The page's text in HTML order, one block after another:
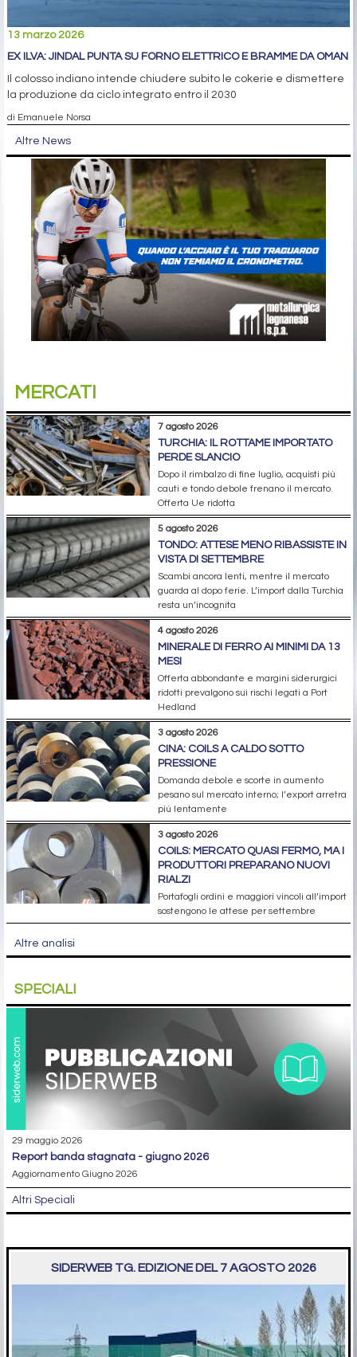
13 marzo 2026
EX ILVA: JINDAL PUNTA SU FORNO ELETTRICO E BRAMME DA OMAN
Il colosso indiano intende chiudere subito le cokerie e dismettere
la produzione da ciclo integrato entro il 2030
di Emanuele Norsa
Altre News
MERCATI
7 agosto 2026
TURCHIA: IL ROTTAME IMPORTATO
PERDE SLANCIO
Dopo il rimbalzo di fine luglio, acquisti più
cauti e tondo debole frenano il mercato.
Offerta Ue ridotta
5 agosto 2026
TONDO: ATTESE MENO RIBASSISTE IN
VISTA DI SETTEMBRE
Scambi ancora lenti, mentre il mercato
guarda al dopo ferie. L’import dalla Turchia
resta un’incognita
4 agosto 2026
MINERALE DI FERRO AI MINIMI DA 13
MESI
Offerta abbondante e margini siderurgici
ridotti prevalgono sui rischi legati a Port
Hedland
3 agosto 2026
CINA: COILS A CALDO SOTTO
PRESSIONE
Domanda debole e scorte in aumento
pesano sul mercato interno; l’export arretra
più lentamente
3 agosto 2026
COILS: MERCATO QUASI FERMO, MA I
PRODUTTORI PREPARANO NUOVI
RIALZI
Portafogli ordini e maggiori vincoli all’import
sostengono le attese per settembre
Altre analisi
SPECIALI
29 maggio 2026
report banda stagnata - giugno 2026
Aggiornamento Giugno 2026
Altri Speciali
SIDERWEB TG. EDIZIONE DEL 7 AGOSTO 2026